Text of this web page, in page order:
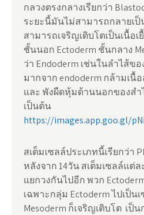
กลวงตรงกลางเรียกว่า
ระยะนี้มันไม่สามารถกลายเ
สามารถเจริญเติบโตเป็นเนื้อ
ชั้นนอก Ectoderm ชั้นกลาง
ว่า Endoderm เช่นในลำไส้ข
มากจาก endoderm กล้ามเนื้
และ พังผืดหุ้มด้านนอกของสำ
เป็นต้น
https://images.app.goo.gl/
สเต็มเซลล์ประเภทนี้เรียกว่า
หลังจาก 14วัน สเต็มเซลล์แต่
แยกวงกันไปอีก พวก
เฉพาะกลุ่ม Ectoderm ไปเป็น
Mesoderm ก็เจริญเติบโต เป็